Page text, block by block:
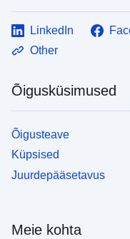
LinkedIn
Other
Õigusküsimused
Õigusteave
Küpsised
Juurdepääsetavus
Meie kohta